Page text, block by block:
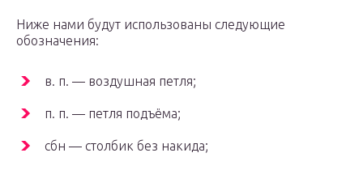
Ниже нами будут использованы следующие
обозначения:
в. п. — воздушная петля;
п. п. — петля подъёма;
сбн — столбик без накида;